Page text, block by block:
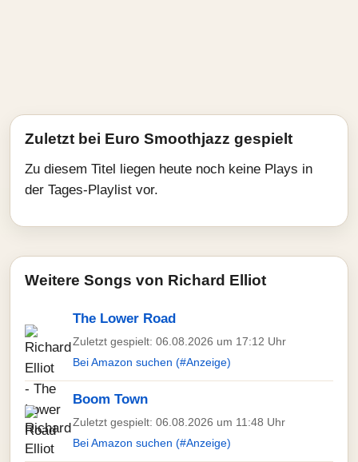
Zuletzt bei Euro Smoothjazz gespielt
Zu diesem Titel liegen heute noch keine Plays in
der Tages-Playlist vor.
Weitere Songs von Richard Elliot
The Lower Road
Zuletzt gespielt: 06.08.2026 um 17:12 Uhr
Bei Amazon suchen (#Anzeige)
Boom Town
Zuletzt gespielt: 06.08.2026 um 11:48 Uhr
Bei Amazon suchen (#Anzeige)